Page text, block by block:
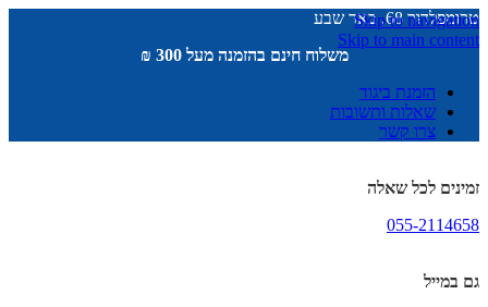
Skip to navigation
Skip to main content
טרומפלדור 68, באר שבע
משלוח חינם בהזמנה מעל 300 ₪
הזמנת ביגוד
שאלות ותשובות
צרו קשר
זמינים לכל שאלה
055-2114658
גם במייל